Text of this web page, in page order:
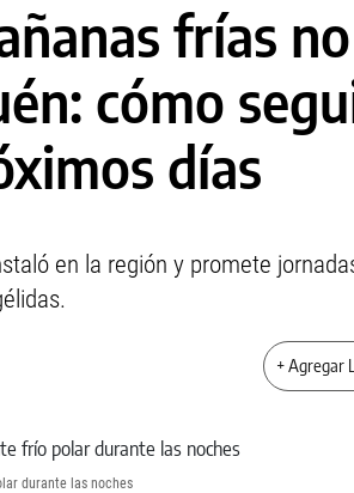
frías
cómo
días
en la región y promete
+ Agregar
durante las noches